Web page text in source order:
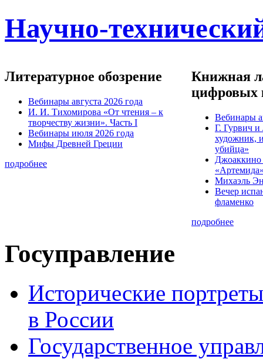
Научно-
Литературное обозрение
Вебинары августа 2026 года
И. И. Тихомирова «От чтения – к
творчеству жизни». Часть I
Вебинары июля 2026 года
Мифы Древней Греции
подробнее
Книжная
цифровых
Вебинары
Г. Гурвич
художник,
убийца»
Михаэль
Вечер
фламенко
подробнее
Госуправление
Исторические
в России
Государственное